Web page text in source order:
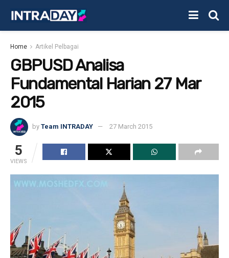
Home Artikel Pelbagai
GBPUSD Analisa
Fundamental Harian 27 Mar
2015
by Team INTRADAY 27 March 2015
5
VIEWS